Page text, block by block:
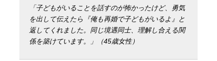
「子どもがいることを話すのが怖かったけど、勇気
を出して伝えたら『俺も再婚で子どもがいるよ』と
返してくれました。同じ境遇同士、理解し合える関
係を築けています。」（45歳女性）